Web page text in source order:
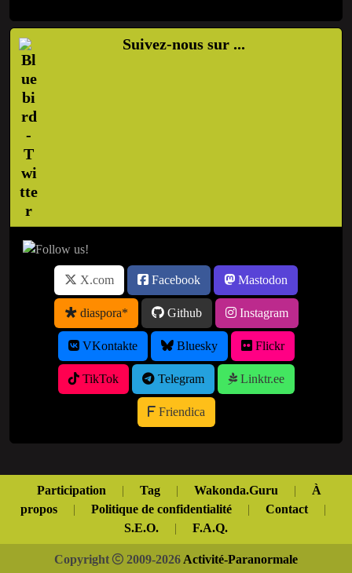
Suivez-nous sur ...
X.com Facebook Mastodon
diaspora* Github Instagram
VKontakte Bluesky Flickr
TikTok Telegram Linktr.ee
Friendica
Participation | Tag | Wakonda.Guru |
À
propos
| Politique de confidentialité | Contact
|
S.E.O.
| F.A.Q.
Copyright 2009-2026 Activité-Paranormale